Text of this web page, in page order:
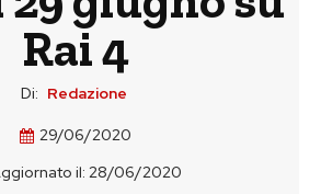
Rai 4
Di: Redazione
29/06/2020
il: 28/06/2020